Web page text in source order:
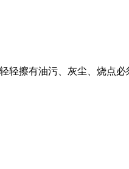
擦有油污、灰尘、烧点